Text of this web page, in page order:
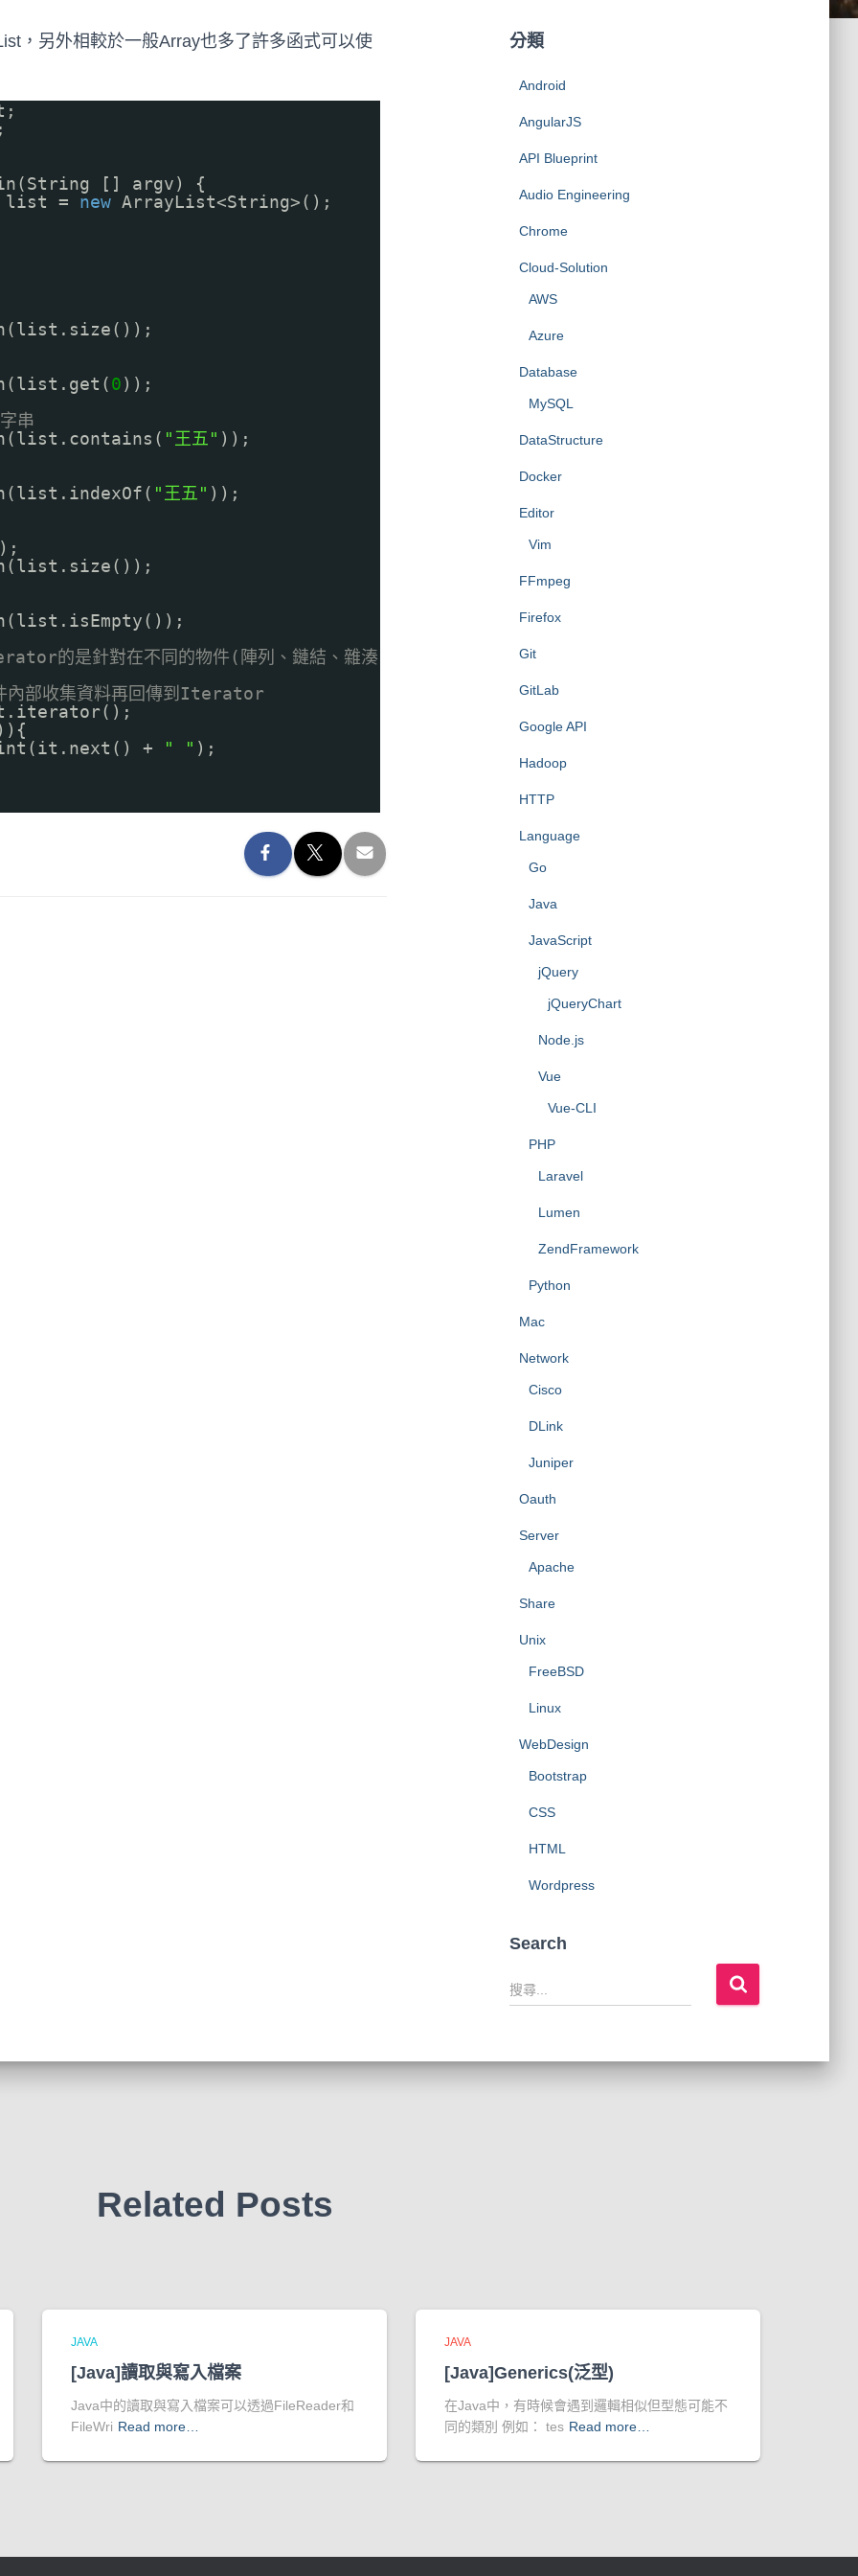
，另外相較於一般Array也多了許多函式可以使
[] argv) {
list = new ArrayList<String>();
0));
串
"王五" ));
"王五" ));
);
的是針對在不同的物件(陣列、鏈結、雜湊
部收集資料再回傳到Iterator
+ " " );
分類
Android
AngularJS
API Blueprint
Audio Engineering
Chrome
Cloud-Solution
AWS
Azure
Database
MySQL
DataStructure
Docker
Editor
Vim
FFmpeg
Firefox
Git
GitLab
Google API
Hadoop
HTTP
Language
Go
Java
JavaScript
jQuery
jQueryChart
Node.js
Vue
Vue-CLI
PHP
Laravel
Lumen
ZendFramework
Python
Mac
Network
Cisco
DLink
Juniper
Oauth
Server
Apache
Share
Unix
FreeBSD
Linux
WebDesign
Bootstrap
CSS
HTML
Wordpress
Search
搜
尋
字
Related Posts
JAVA
[Java]讀取與寫入檔案
Java中的讀取與寫入檔案可以透過FileReader和
FileWri Read more…
JAVA
[Java]Generics(泛型)
在Java中，有時候會遇到邏輯相似但型態可能不
同的類別 例如： tes Read more…